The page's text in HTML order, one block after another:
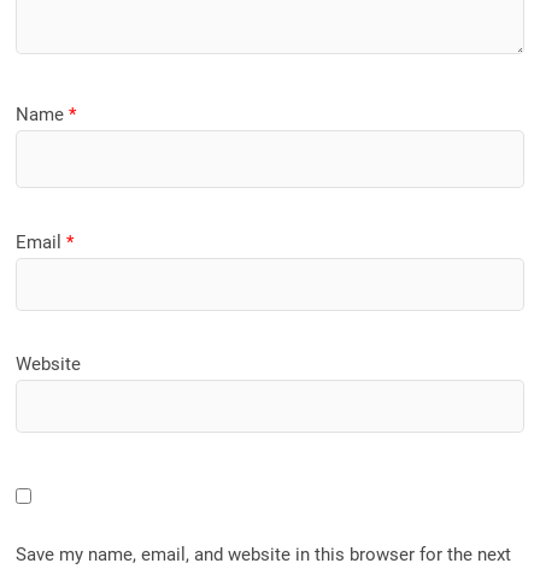
Name*
Email*
Website
Save my name, email, and website in this browser for the next